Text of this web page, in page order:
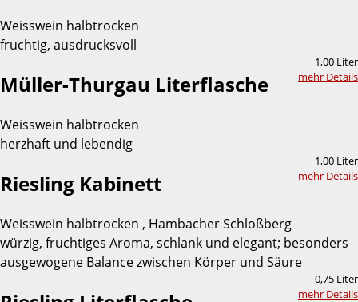
Weisswein halbtrocken
fruchtig, ausdrucksvoll
1,00 Liter
mehr Details
Müller-Thurgau Literflasche
Weisswein halbtrocken
herzhaft und lebendig
1,00 Liter
mehr Details
Riesling Kabinett
Weisswein halbtrocken , Hambacher Schloßberg
würzig, fruchtiges Aroma, schlank und elegant; besonders
ausgewogene Balance zwischen Körper und Säure
0,75 Liter
mehr Details